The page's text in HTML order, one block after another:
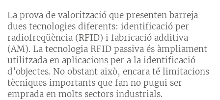
La prova de valorització que presenten barreja
dues tecnologies diferents: identificació per
radiofreqüència (RFID) i fabricació additiva
(AM). La tecnologia RFID passiva és àmpliament
utilitzada en aplicacions per a la identificació
d’objectes. No obstant això, encara té limitacions
tècniques importants que fan no pugui ser
emprada en molts sectors industrials.